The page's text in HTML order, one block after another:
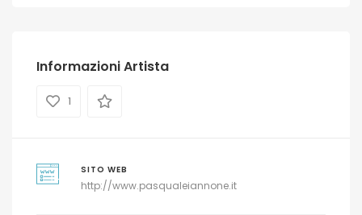
Informazioni Artista
1
SITO WEB
http://www.pasqualeiannone.it